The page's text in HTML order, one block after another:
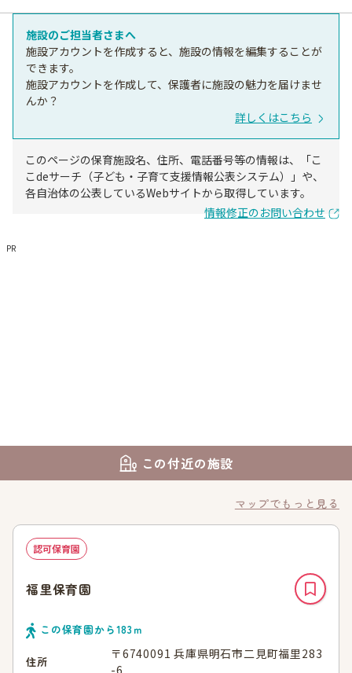
施設のご担当者さまへ
施設アカウントを作成すると、施設の情報を編集することが
できます。
施設アカウントを作成して、保護者に施設の魅力を届けませ
んか？
詳しくはこちら
このページの保育施設名、住所、電話番号等の情報は、「こ
こdeサーチ（子ども・子育て支援情報公表システム）」や、
各自治体の公表しているWebサイトから取得しています。
情報修正のお問い合わせ
PR
この付近の施設
マップでもっと見る
認可保育園
福里保育園
この保育園から183ｍ
住所
〒6740091 兵庫県明石市二見町福里283
-6